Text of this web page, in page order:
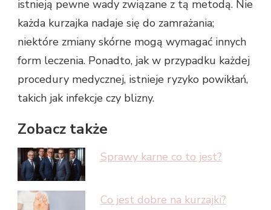
istnieją pewne wady związane z tą metodą. Nie
każda kurzajka nadaje się do zamrażania;
niektóre zmiany skórne mogą wymagać innych
form leczenia. Ponadto, jak w przypadku każdej
procedury medycznej, istnieje ryzyko powikłań,
takich jak infekcje czy blizny.
Zobacz także
Sprawy karne co to jest?
Co jest dobre na kurzajki?